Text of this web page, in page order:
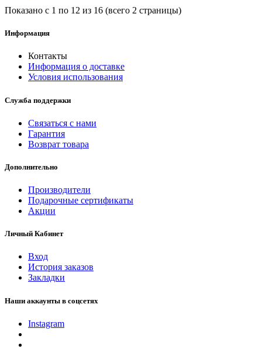
Показано с 1 по 12 из 16 (всего 2 страницы)
Информация
Контакты
Информация о доставке
Условия использования
Служба поддержки
Связаться с нами
Гарантия
Возврат товара
Дополнительно
Производители
Подарочные сертификаты
Акции
Личный Кабинет
Вход
История заказов
Закладки
Наши аккаунты в соцсетях
Instagram